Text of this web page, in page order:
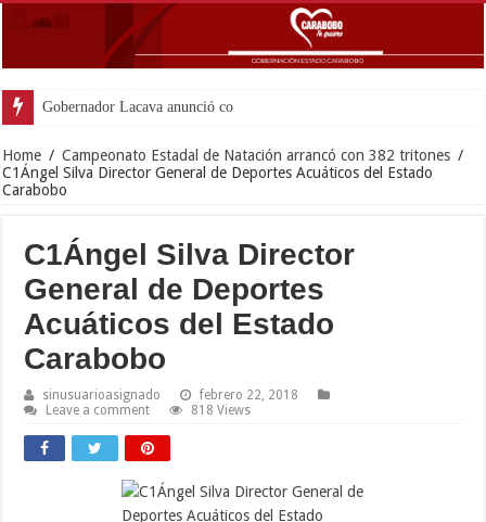
Gobernador Lacava anunció colocación de más
Home / Campeonato Estadal de Natación arrancó con 382 tritones /
C1Ángel Silva Director General de Deportes Acuáticos del Estado
Carabobo
C1Ángel Silva Director
General de Deportes
Acuáticos del Estado
Carabobo
sinusuarioasignado
febrero 22, 2018
Leave a comment
818 Views